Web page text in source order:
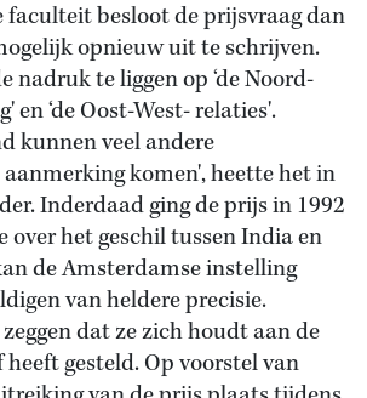
faculteit besloot de prijsvraag dan
opnieuw uit te schrijven.
nadruk te liggen op ‘de Noord-
en ‘de Oost-West- relaties'.
kunnen veel andere
komen', heette het in
Inderdaad ging de prijs in 1992
over het geschil tussen India en
de Amsterdamse instelling
van heldere precisie.
dat ze zich houdt aan de
heeft gesteld. Op voorstel van